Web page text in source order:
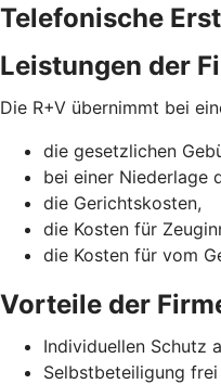
Telefonische
Leistungen der
Die R+V übernimmt bei
die gesetzlichen
bei einer Niederlage
die Gerichtskosten,
die Kosten für
die Kosten für vom
Vorteile der
Individuellen Schutz
Selbstbeteiligung